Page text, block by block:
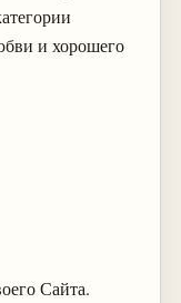
и хорошего
Сайта.